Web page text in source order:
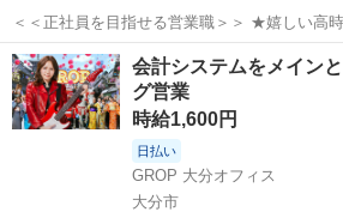
＜＜正社員を目指せる営業職＞＞ ★嬉しい高時給で月収！ ★新規飛び
込みはありません！ ★1対1でしっかりサポート
入れ直後) ＜具体的なお仕事内容＞ 既存得意先
します！ ・商業...
大分 大分市 営業
会計システムをメイン
グ営業
時給1,600円
日払い
GROP 大分オフィス
大分市